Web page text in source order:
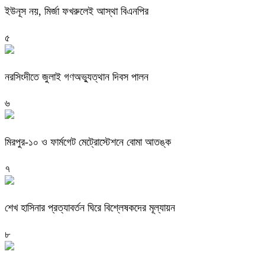
ইউনূস নয়, মির্জা ফখরুলেই আস্থা বিএনপির
৫
নরসিংদীতে জুলাই গণঅভ্যুত্থান দিবস পালন
৬
মিরপুর-১০ ও ফার্মগেট মেট্রোস্টেশনে বোমা আতঙ্ক
৭
শেখ হাসিনার প্রত্যাবর্তন ঘিরে বিশ্লেষকদের মূল্যায়ন
৮